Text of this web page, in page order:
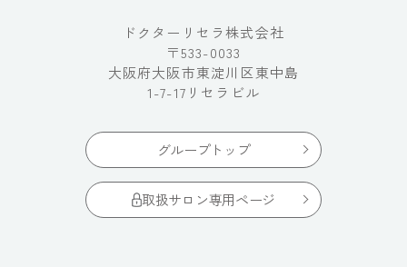
ドクターリセラ株式会社
〒533-0033
大阪府大阪市東淀川区東中島
1-7-17リセラビル
グループトップ
取扱サロン専用ページ